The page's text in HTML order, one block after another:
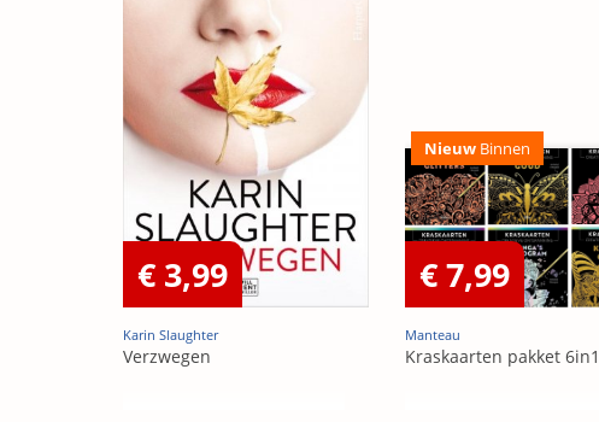
€ 3,99
Karin Slaughter
Verzwegen
Nieuw Binnen
€ 7,99
Manteau
Kraskaarten pakket 6in1